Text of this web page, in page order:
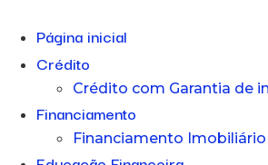
Página inicial
Crédito
Crédito com Garantia de
Financiamento
Financiamento Imobiliário